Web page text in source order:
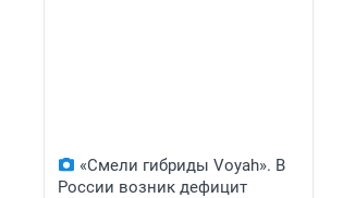
«Смели гибриды Voyah». В
России возник дефицит